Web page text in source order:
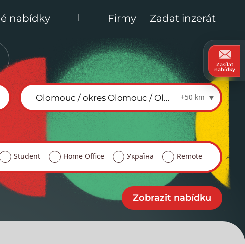
nabídky | Firmy Zadat inzerát
+50 km
Student Home Office Україна Remote
Zasílat
nabídky